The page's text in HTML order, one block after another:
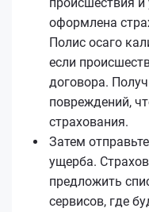
оформлена
Полис осаго
если
договора.
повреждений,
страхования.
Затем
ущерба.
предложить
сервисов, где